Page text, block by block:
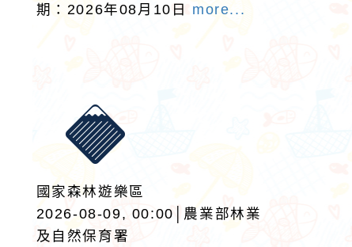
期：2026年08月10日 more...
國家森林遊樂區
2026-08-09, 00:00│農業部林業
及自然保育署